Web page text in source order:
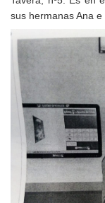
sus hermanas Ana e